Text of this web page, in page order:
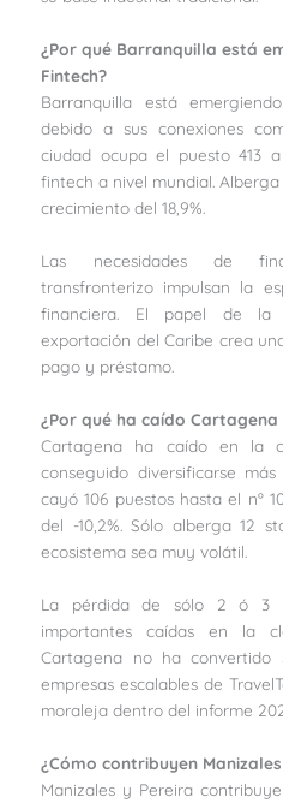
¿Por qué Barranquilla está
Fintech?
Barranquilla está
debido a sus conexiones
ciudad ocupa el puesto 413
fintech a nivel mundial.
crecimiento del 18,9%.
Las necesidades de
transfronterizo impulsan la
financiera. El papel de la
exportación del Caribe crea
pago y préstamo.
¿Por qué ha caído
Cartagena ha caído en la
conseguido diversificarse
cayó 106 puestos hasta el nº
del -10,2%. Sólo alberga 12
ecosistema sea muy volátil.
La pérdida de sólo 2 ó 3
importantes caídas en la
Cartagena no ha
empresas escalables de
moraleja dentro del informe
¿Cómo contribuyen
Manizales y Pereira